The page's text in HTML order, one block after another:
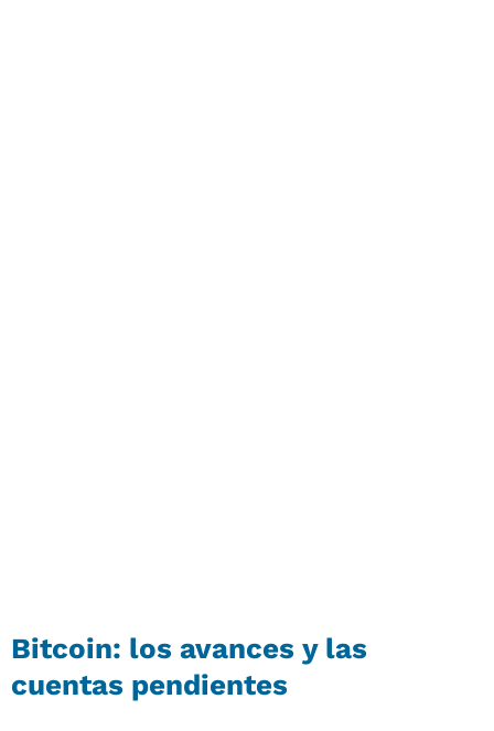
Bitcoin: los avances y las
cuentas pendientes